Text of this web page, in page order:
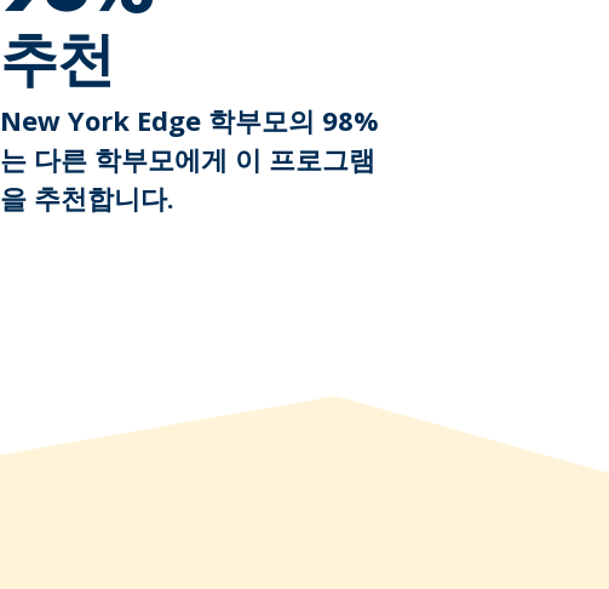
추천
New York Edge 학부모의 98%
는 다른 학부모에게 이 프로그램
을 추천합니다.